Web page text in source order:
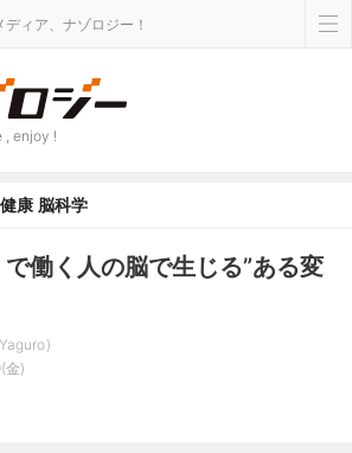
ィア、ナゾロジー！
, enjoy !
健康 脳科学
で働く人の脳で生じる”ある変
金)